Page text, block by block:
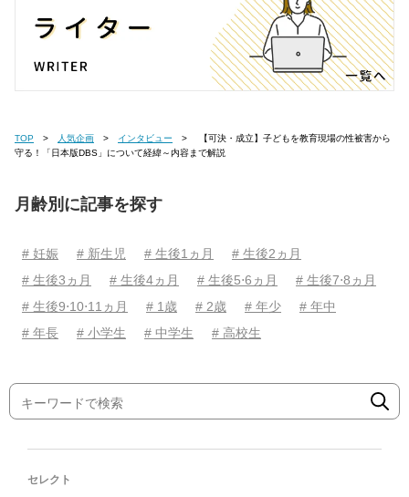
TOP 人気企画 インタビュー
守る！「日本版DBS」について経緯～内容まで解説
月齢別に記事を探す
# 妊娠 # 新生児 # 生後1ヵ月
# 生後2ヵ月
# 生後3ヵ月
# 生後4ヵ月 # 生後5⋅6ヵ月
# 生後7⋅8ヵ月
# 生後9⋅10⋅11ヵ月
# 1歳 # 2歳 # 年少
# 年中
# 年長
# 小学生 # 中学生 # 高校生
セレクト